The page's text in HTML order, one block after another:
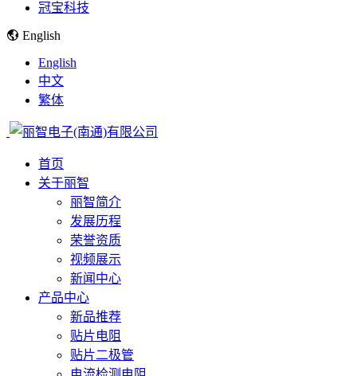
冠宝科技
English
English
中文
繁体
首页
关于丽智
丽智简介
发展历程
荣誉资质
视频展示
新闻中心
产品中心
新品推荐
贴片电阻
贴片二极管